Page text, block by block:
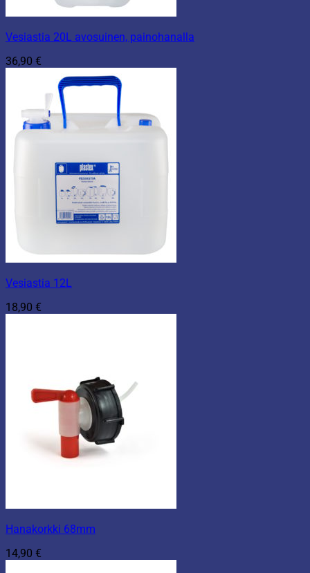
Vesiastia 20L avosuinen, painohanalla
36,90 €
Vesiastia 12L
18,90 €
Hanakorkki 68mm
14,90 €